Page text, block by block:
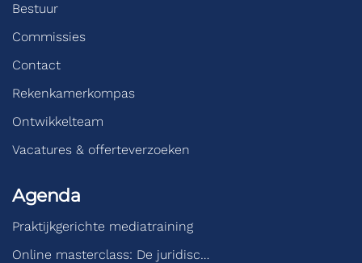
Bestuur
Commissies
Contact
Rekenkamerkompas
Ontwikkelteam
Vacatures & offerteverzoeken
Agenda
Praktijkgerichte mediatraining
Online masterclass: De juridisc…